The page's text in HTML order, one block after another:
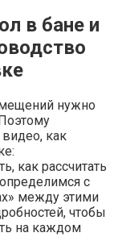
в бане и
нужно
как
как рассчитать
с
между этими
чтобы
на каждом